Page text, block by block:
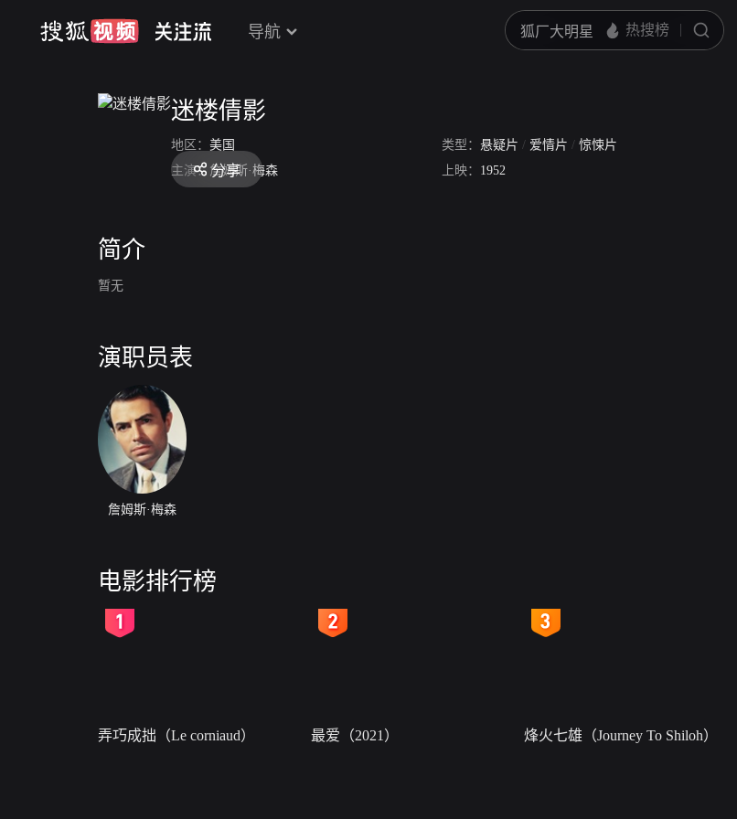
导航
迷楼倩影
地区： 美国 类型： 悬疑片 / 爱情片 / 惊悚片
主演： 詹姆斯·梅森 上映： 1952
分享
简介
暂无
演职员表
詹姆斯·梅森
电影排行榜
弄巧成拙（Le corniaud） 最爱（2021） 烽火七雄（Journey To Shiloh）